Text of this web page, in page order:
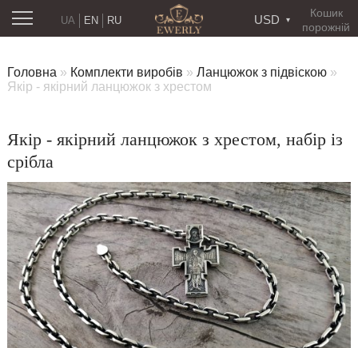
Кошик
порожній
USD
RU
UA EN
Головна » Комплекти виробів » Ланцюжок з підвіскою »
Якір - якірний ланцюжок з хрестом
Якір - якірний ланцюжок з хрестом, набір із
срібла